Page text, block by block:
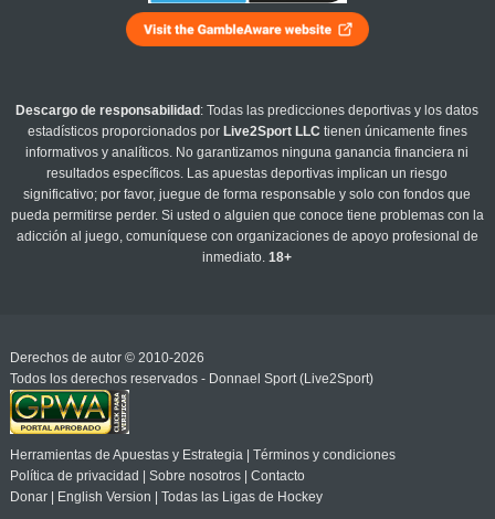
Descargo de responsabilidad : Todas las predicciones deportivas y los datos
estadísticos proporcionados por Live2Sport LLC tienen únicamente fines
informativos y analíticos. No garantizamos ninguna ganancia financiera ni
resultados específicos. Las apuestas deportivas implican un riesgo
significativo; por favor, juegue de forma responsable y solo con fondos que
pueda permitirse perder. Si usted o alguien que conoce tiene problemas con la
adicción al juego, comuníquese con organizaciones de apoyo profesional de
inmediato.18+
Derechos de autor © 2010-2026
Todos los derechos reservados - Donnael Sport (Live2Sport)
Herramientas de Apuestas y Estrategia| Términos y condiciones
Política de privacidad
Sobre nosotros| Contacto
Donar| English Version Todas las Ligas de Hockey